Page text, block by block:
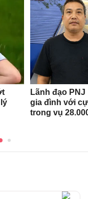
Lãnh đạo
gia đình với
trong vụ